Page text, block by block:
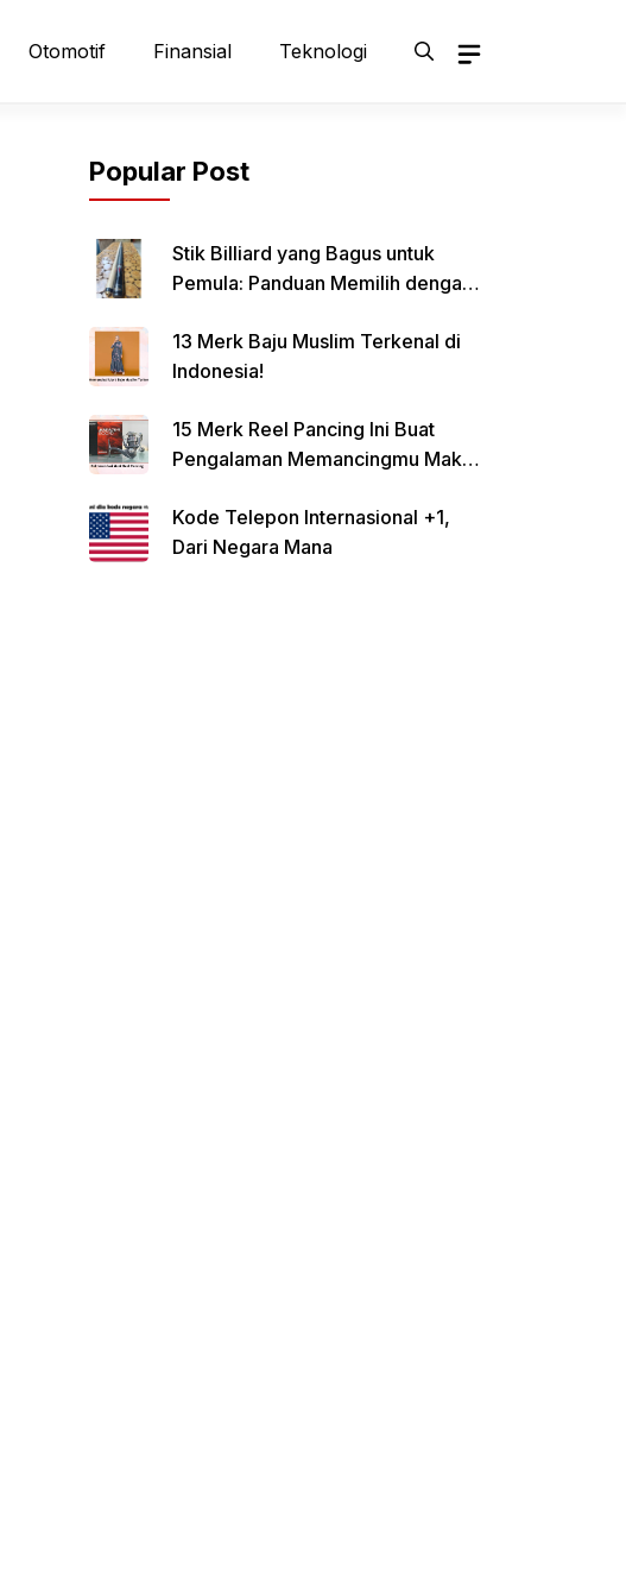
Otomotif Finansial Teknologi
Popular Post
Stik Billiard yang Bagus untuk
Pemula: Panduan Memilih dengan
13 Merk Baju Muslim Terkenal di
Indonesia!
15 Merk Reel Pancing Ini Buat
Pengalaman Memancingmu Makin
Kode Telepon Internasional +1,
Dari Negara Mana